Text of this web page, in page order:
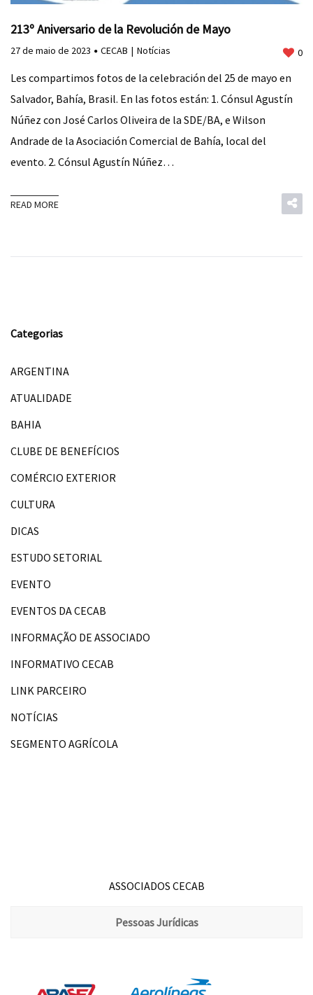
213º Aniversario de la Revolución de Mayo
27 de maio de 2023 CECAB Notícias 0
Les compartimos fotos de la celebración del 25 de mayo en
Salvador, Bahía, Brasil. En las fotos están: 1. Cónsul Agustín
Núñez con José Carlos Oliveira de la SDE/BA, e Wilson
Andrade de la Asociación Comercial de Bahía, local del
evento. 2. Cónsul Agustín Núñez…
READ MORE
Categorias
ARGENTINA
ATUALIDADE
BAHIA
CLUBE DE BENEFÍCIOS
COMÉRCIO EXTERIOR
CULTURA
DICAS
ESTUDO SETORIAL
EVENTO
EVENTOS DA CECAB
INFORMAÇÃO DE ASSOCIADO
INFORMATIVO CECAB
LINK PARCEIRO
NOTÍCIAS
SEGMENTO AGRÍCOLA
ASSOCIADOS CECAB
Pessoas Jurídicas